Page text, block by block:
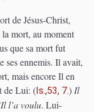
de Jésus-Christ,
mort, au moment
que sa mort fut
ses ennemis. Il avait,
mais encore Il en
de Lui: ( Is.,53, 7.)Il
l’a voulu. Lui-